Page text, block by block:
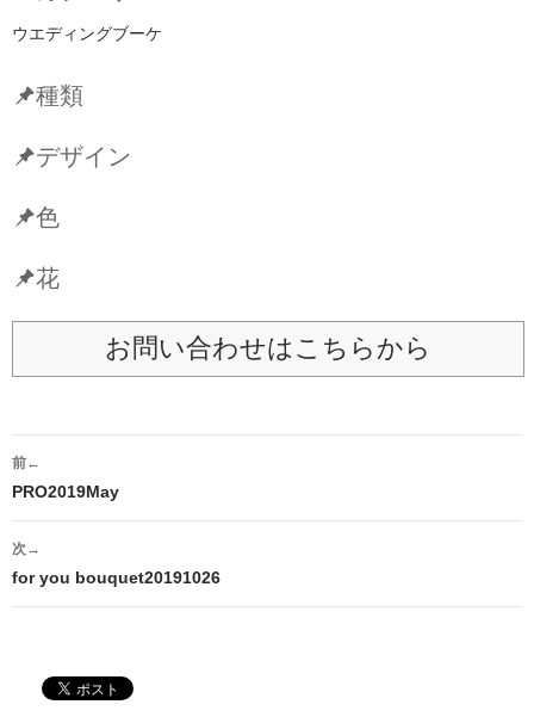
ウエディングブーケ
種類
デザイン
色
花
お問い合わせはこちらから
投
稿
ナ
ビ
シ
前←
PRO2019May
次→
for you bouquet20191026